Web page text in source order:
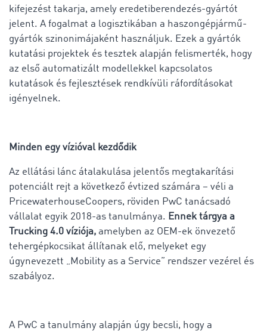
kifejezést takarja, amely eredetiberendezés-gyártót
jelent. A fogalmat a logisztikában a haszongépjármű-
gyártók szinonimájaként használjuk. Ezek a gyártók
kutatási projektek és tesztek alapján felismerték, hogy
az első automatizált modellekkel kapcsolatos
kutatások és fejlesztések rendkívüli ráfordításokat
igényelnek.
Minden egy vízióval kezdődik
Az ellátási lánc átalakulása jelentős megtakarítási
potenciált rejt a következő évtized számára – véli a
PricewaterhouseCoopers, röviden PwC tanácsadó
vállalat egyik 2018-as tanulmánya. Ennek tárgya a
Trucking 4.0 víziója, amelyben az OEM-ek önvezető
tehergépkocsikat állítanak elő, melyeket egy
úgynevezett „Mobility as a Service” rendszer vezérel és
szabályoz.
A PwC a tanulmány alapján úgy becsli, hogy a